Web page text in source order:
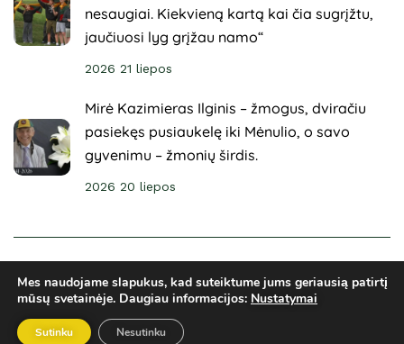
nesaugiai. Kiekvieną kartą kai čia sugrįžtu,
jaučiuosi lyg grįžau namo“
2026 21 liepos
Mirė Kazimieras Ilginis – žmogus, dviračiu
pasiekęs pusiaukelę iki Mėnulio, o savo
gyvenimu – žmonių širdis.
2026 20 liepos
© 2025 Sveikuoliai. Visos teisės saugomos. Svetainė
sukurtaARCA4.lt
Privatumo politika El. parduotuvės taisyklės
Mes naudojame slapukus, kad suteiktume jums geriausią patirtį
mūsų svetainėje. Daugiau informacijos: Nustatymai
Sutinku Nesutinku